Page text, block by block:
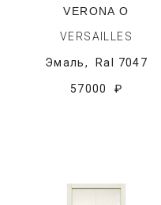
VERONA O
VERSAILLES
Эмаль, Ral 7047
57000 ₽